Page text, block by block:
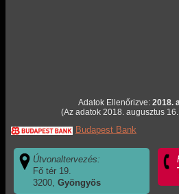
Adatok Ellenőrizve: 2018.
(Az adatok 2018. augusztus
Budapest Bank
Útvonaltervezés:
Fő tér 19.
3200,Gyöngyös